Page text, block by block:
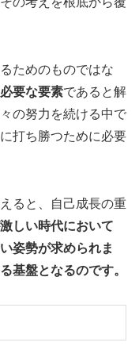
ためのものではな
要な要素であると解
の努力を続ける中で
打ち勝つために必要
ると、自己成長の重
しい時代において
姿勢が求められま
基盤となるのです。